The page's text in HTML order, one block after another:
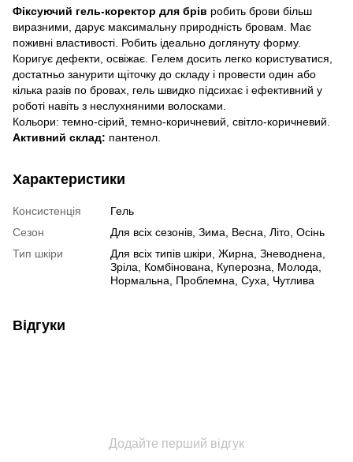
Фіксуючий гель-коректор для брів робить брови більш
виразними, дарує максимальну природність бровам. Має
поживні властивості. Робить ідеально доглянуту форму.
Коригує дефекти, освіжає. Гелем досить легко користуватися,
достатньо занурити щіточку до складу і провести один або
кілька разів по бровах, гель швидко підсихає і ефективний у
роботі навіть з неслухняними волосками.
Кольори: темно-сірий, темно-коричневий, світло-коричневий.
Активний склад: пантенол.
Характеристики
Консистенція
Гель
Сезон
Для всіх сезонів, Зима, Весна, Літо, Осінь
Тип шкіри
Для всіх типів шкіри, Жирна, Зневоднена,
Зріла, Комбінована, Куперозна, Молода,
Нормальна, Проблемна, Суха, Чутлива
Відгуки
Додайте перший відгук